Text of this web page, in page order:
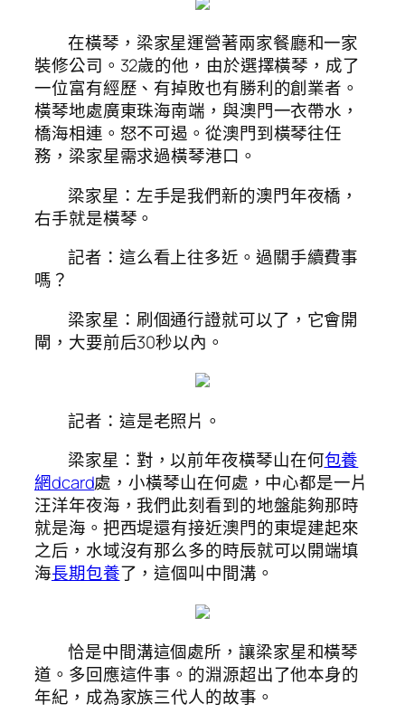
在橫琴，梁家星運營著兩家餐廳和一家
裝修公司。32歲的他，由於選擇橫琴，成了
一位富有經歷、有掉敗也有勝利的創業者。
橫琴地處廣東珠海南端，與澳門一衣帶水，
橋海相連。怒不可遏。從澳門到橫琴往任
務，梁家星需求過橫琴港口。
梁家星：左手是我們新的澳門年夜橋，
右手就是橫琴。
記者：這么看上往多近。過關手續費事
嗎？
梁家星：刷個通行證就可以了，它會開
閘，大要前后30秒以內。
記者：這是老照片。
梁家星：對，以前年夜橫琴山在何包養
網dcard處，小橫琴山在何處，中心都是一片
汪洋年夜海，我們此刻看到的地盤能夠那時
就是海。把西堤還有接近澳門的東堤建起來
之后，水域沒有那么多的時辰就可以開端填
海長期包養了，這個叫中間溝。
恰是中間溝這個處所，讓梁家星和橫琴
道。多回應這件事。的淵源超出了他本身的
年紀，成為家族三代人的故事。